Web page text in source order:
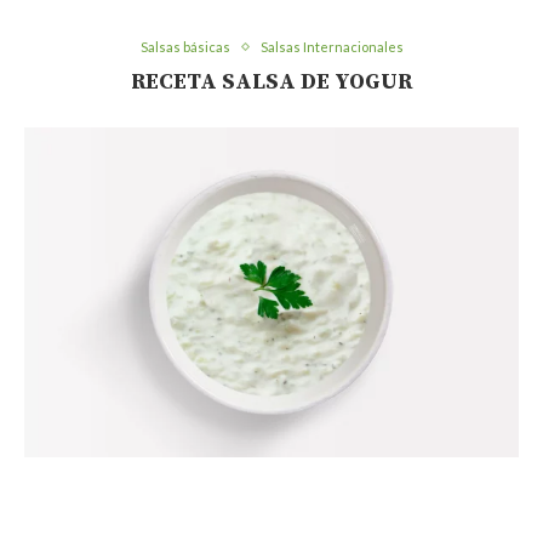
Salsas básicas Salsas Internacionales
RECETA SALSA DE YOGUR